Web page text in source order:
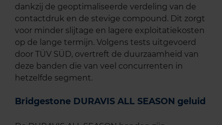
dankzij de geoptimaliseerde verdeling van de
contactdruk en de stevige compound. Dit zorgt
voor minder slijtage en lagere exploitatiekosten
op de lange termijn. Volgens tests uitgevoerd
door TÜV SÜD, overtreft de duurzaamheid van
deze banden die van veel concurrenten in
hetzelfde segment.
Bridgestone DURAVIS ALL SEASON geluid